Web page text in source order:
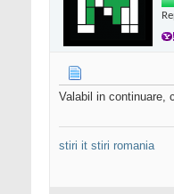
Valabil in continuare,
stiri it stiri romania